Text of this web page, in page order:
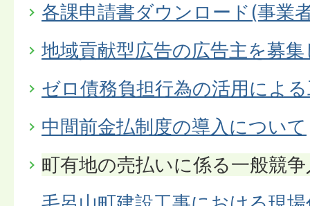
各課申請書ダウンロード(事業
地域貢献型広告の広告主を募
ゼロ債務負担行為の活用によ
中間前金払制度の導入について
町有地の売払いに係る一般競